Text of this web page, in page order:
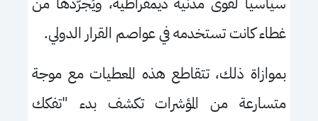
غطاء كانت تستخدمه في عواصم القرار الدولي.
بموازاة ذلك، تتقاطع هذه المعطيات مع موجة
متسارعة من المؤشرات تكشف بدء "تفكك